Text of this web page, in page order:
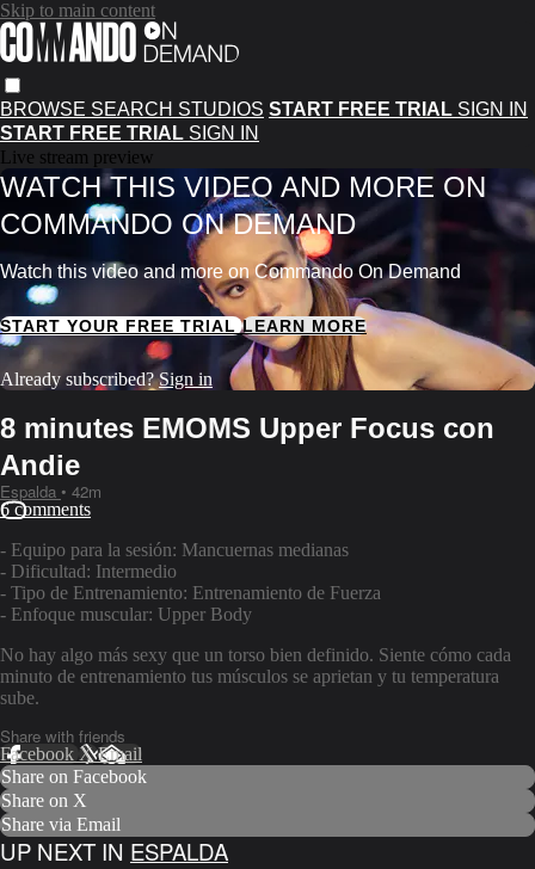
Skip to main content
BROWSE SEARCH STUDIOS START FREE TRIAL SIGN IN
START FREE TRIAL SIGN IN
Live stream preview
WATCH THIS VIDEO AND MORE ON
COMMANDO ON DEMAND
Watch this video and more on Commando On Demand
START YOUR FREE TRIALLEARN MORE
Already subscribed?Sign in
8 minutes EMOMS Upper Focus con
Andie
Espalda • 42m
6 comments
- Equipo para la sesión: Mancuernas medianas
- Dificultad: Intermedio
- Tipo de Entrenamiento: Entrenamiento de Fuerza
- Enfoque muscular: Upper Body
No hay algo más sexy que un torso bien definido. Siente cómo cada
minuto de entrenamiento tus músculos se aprietan y tu temperatura
sube.
Share with friends
Facebook XEmail
Share on Facebook
Share on X
Share via Email
UP NEXT IN ESPALDA